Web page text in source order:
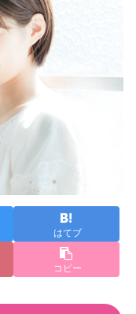
はてブ
コピー